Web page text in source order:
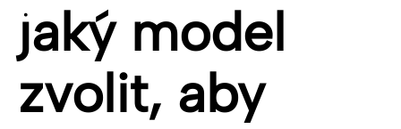
jaký model
zvolit, aby